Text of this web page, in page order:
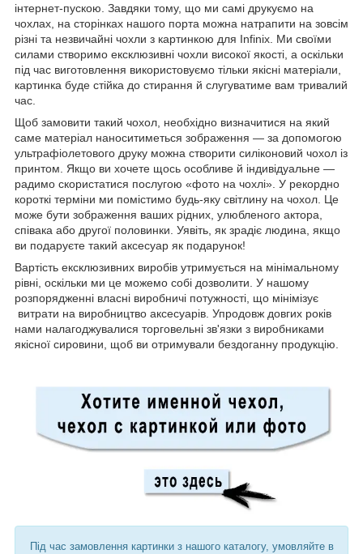
інтернет-пускою. Завдяки тому, що ми самі друкуємо на
чохлах, на сторінках нашого порта можна натрапити на зовсім
різні та незвичайні чохли з картинкою для Infinix. Ми своїми
силами створимо ексклюзивні чохли високої якості, а оскільки
під час виготовлення використовуємо тільки якісні матеріали,
картинка буде стійка до стирання й слугуватиме вам тривалий
час.
Щоб замовити такий чохол, необхідно визначитися на який
саме матеріал наноситиметься зображення — за допомогою
ультрафіолетового друку можна створити силіконовий чохол із
принтом. Якщо ви хочете щось особливе й індивідуальне —
радимо скористатися послугою «фото на чохлі». У рекордно
короткі терміни ми помістимо будь-яку світлину на чохол. Це
може бути зображення ваших рідних, улюбленого актора,
співака або другої половинки. Уявіть, як зрадіє людина, якщо
ви подаруєте такий аксесуар як подарунок!
Вартість ексклюзивних виробів утримується на мінімальному
рівні, оскільки ми це можемо собі дозволити. У нашому
розпорядженні власні виробничі потужності, що мінімізує
витрати на виробництво аксесуарів. Упродовж довгих років
нами налагоджувалися торговельні зв'язки з виробниками
якісної сировини, щоб ви отримували бездоганну продукцію.
Під час замовлення картинки з нашого каталогу, умовляйте в